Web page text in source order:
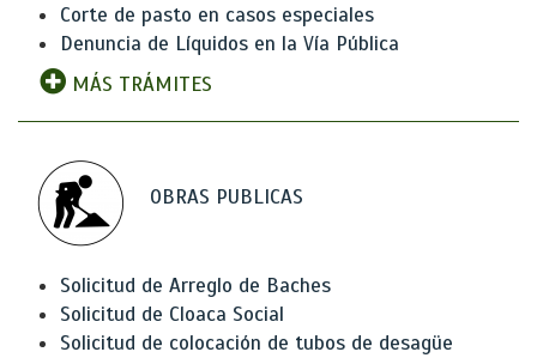
Corte de pasto en casos especiales
Denuncia de Líquidos en la Vía Pública
MÁS TRÁMITES
OBRAS PUBLICAS
Solicitud de Arreglo de Baches
Solicitud de Cloaca Social
Solicitud de colocación de tubos de desagüe